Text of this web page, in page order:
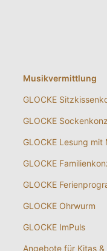
Musikvermittlung
GLOCKE
GLOCKE
GLOCKE Lesung mit
GLOCKE
GLOCKE
GLOCKE Ohrwurm
GLOCKE ImPuls
Angebote für Kitas &